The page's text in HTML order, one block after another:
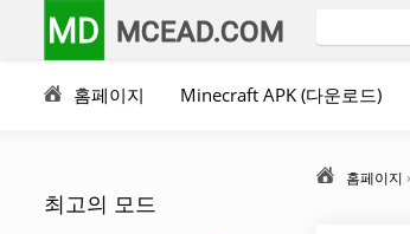
MD MCEAD.COM
홈페이지 Minecraft APK (다운로드)
최고의 모드
홈페이지